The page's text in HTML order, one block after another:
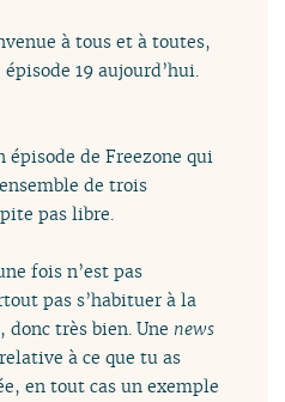
à tous et à toutes,
19 aujourd’hui.
épisode de Freezone qui
de trois
pas libre.
fois n’est pas
pas s’habituer à la
donc très bien. Une news
relative à ce que tu as
en tout cas un exemple